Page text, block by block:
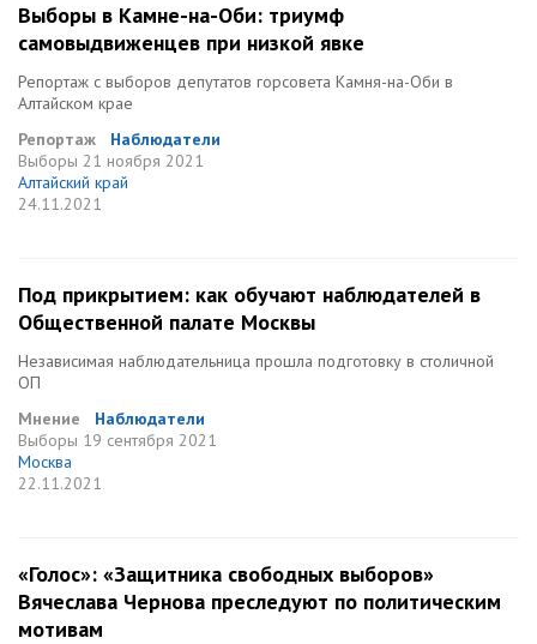
Выборы в Камне-на-Оби: триумф
самовыдвиженцев при низкой явке
Репортаж с выборов депутатов горсовета Камня-на-Оби в
Алтайском крае
Репортаж
Наблюдатели
Выборы 21 ноября 2021
Алтайский край
24.11.2021
Под прикрытием: как обучают наблюдателей в
Общественной палате Москвы
Независимая наблюдательница прошла подготовку в столичной
ОП
Мнение
Наблюдатели
Выборы 19 сентября 2021
Москва
22.11.2021
«Голос»: «Защитника свободных выборов»
Вячеслава Чернова преследуют по политическим
мотивам